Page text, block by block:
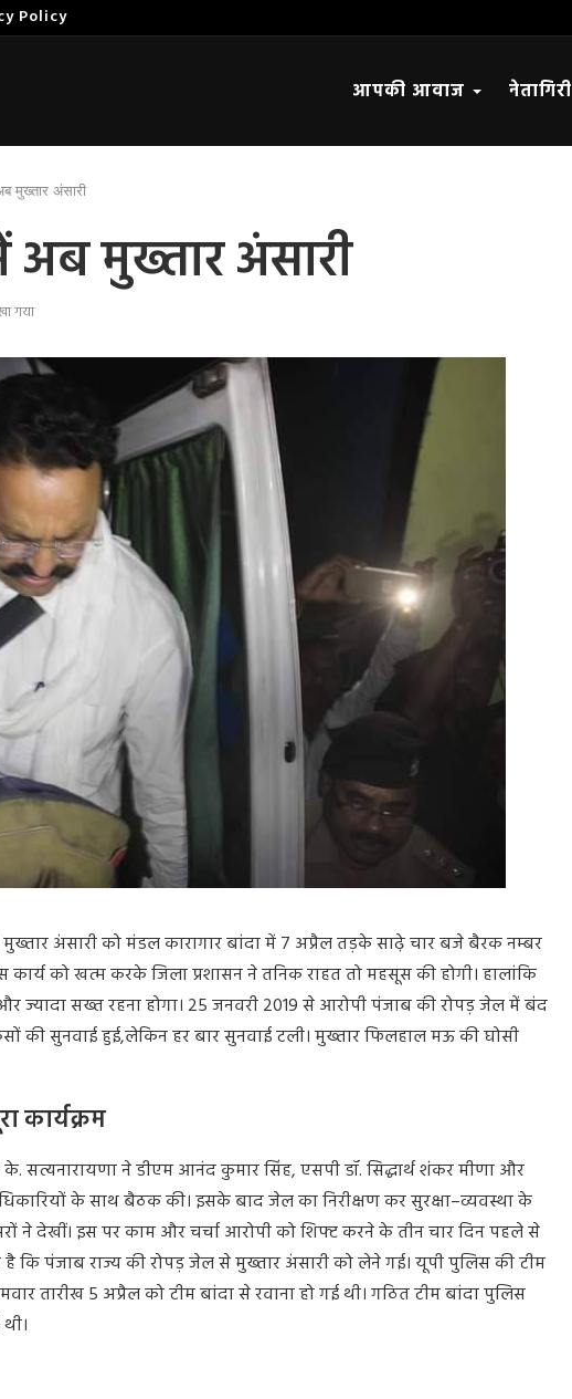
Policy
आपकी आवाज नेतागिरी
मुख्तार अंसारी
अब मुख्तार अंसारी
गया
मुख्तारअंसारीकोमंडलकारागारबांदामें7 अप्रैलतड़केसाढ़ेचारबजेबैरकनम्बर
कार्यकोखत्मकरकेजिलाप्रशासननेतनिकराहततोमहसूसकीहोगी।हालांकि
ज्यादासख्तरहनाहोगा। 25जनवरी2019सेआरोपीपंजाबकीरोपड़जेलमेंबंद
कीसुनवाईहुई,लेकिनहरबारसुनवाईटली।मुख्तारफिलहालमऊकीघोसी
कार्यक्रम
के.सत्यनारायणानेडीएमआनंदकुमारसिंह,एसपीडॉ.सिद्धार्थशंकरमीणाऔर
केसाथबैठककी।इसकेबादजेलकानिरीक्षणकरसुरक्षा–व्यवस्थाके
नेदेखीं।इसपरकामऔरचर्चाआरोपीकोशिफ्टकरनेकेतीनचारदिनपहलेसे
हैकिपंजाबराज्यकीरोपड़जेलसेमुख्तारअंसारीकोलेनेगई।यूपीपुलिसकीटीम
तारीख5 अप्रैलकोटीमबांदासेरवानाहोगईथी।गठितटीमबांदापुलिस
थी।